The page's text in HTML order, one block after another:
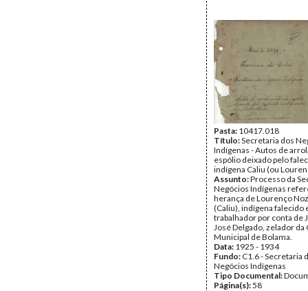
Pasta: 10417.018
Título:Secretaria dos
Indígenas - Autos de
espólio deixado pelo
indígena Caliu (ou
Assunto:Processo da
Negócios Indígenas
herança de Lourenço
(Caliu), indígena falecido
trabalhador por conta de
José Delgado, zelador da
Municipal de Bolama.
Data: 1925 - 1934
Fundo: C1.6 - Secretaria
Negócios Indígenas
Tipo Documental:
Página(s):58